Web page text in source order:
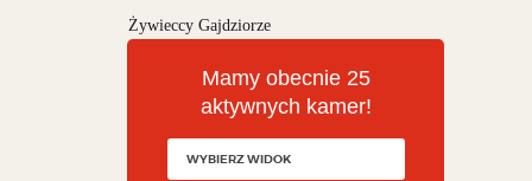
Żywieccy Gajdziorze
Mamy obecnie 25
aktywnych kamer!